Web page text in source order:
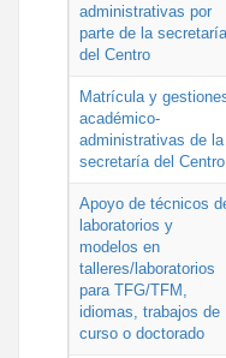
administrativas por
parte de la secretaría
del Centro
Matrícula y
académico-
administrativas de la
secretaría del Centro
Apoyo de técnicos
laboratorios y
modelos en
talleres/laboratorios
para TFG/TFM,
idiomas, trabajos de
curso o doctorado